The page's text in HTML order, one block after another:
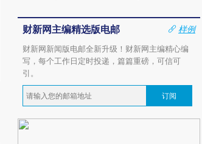
财新网主编精选版电邮
样例
财新网新闻版电邮全新升级！财新网主编精心编
写，每个工作日定时投递，篇篇重磅，可信可
引。
订阅